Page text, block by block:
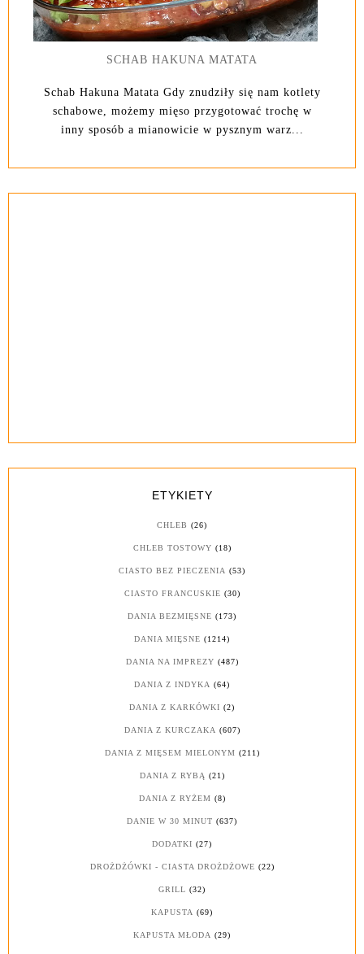
SCHAB HAKUNA MATATA
Schab Hakuna Matata Gdy znudziły się nam kotlety
schabowe, możemy mięso przygotować trochę w
inny sposób a mianowicie w pysznym warz...
ETYKIETY
CHLEB (26)
CHLEB TOSTOWY (18)
CIASTO BEZ PIECZENIA (53)
CIASTO FRANCUSKIE (30)
DANIA BEZMIĘSNE (173)
DANIA MIĘSNE (1214)
DANIA NA IMPREZY (487)
DANIA Z INDYKA (64)
DANIA Z KARKÓWKI (2)
DANIA Z KURCZAKA (607)
DANIA Z MIĘSEM MIELONYM (211)
DANIA Z RYBĄ (21)
DANIA Z RYŻEM (8)
DANIE W 30 MINUT (637)
DODATKI (27)
DROŻDŻÓWKI - CIASTA DROŻDŻOWE (22)
GRILL (32)
KAPUSTA (69)
KAPUSTA MŁODA (29)